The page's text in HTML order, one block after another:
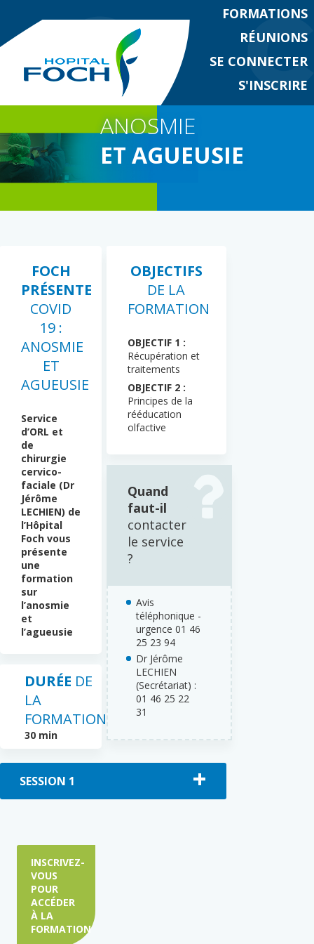
FORMATIONS
RÉUNIONS
SE CONNECTER
S'INSCRIRE
ANOSMIE
ET AGUEUSIE
FOCH
PRÉSENTE
COVID
19 :
ANOSMIE
ET
AGUEUSIE
Service
d’ORL et
de
chirurgie
cervico-
faciale (Dr
Jérôme
LECHIEN) de
l’Hôpital
Foch vous
présente
une
formation
sur
l’anosmie
et
l’agueusie
DURÉE DE
LA
FORMATION
30 min
OBJECTIFS
DE LA
FORMATION
OBJECTIF 1 :
Récupération et
traitements
OBJECTIF 2 :
Principes de la
rééducation
olfactive
Quand
faut-il
contacter
le service
?
Avis
téléphonique -
urgence 01 46
25 23 94
Dr Jérôme
LECHIEN
(Secrétariat) :
01 46 25 22
31
SESSION 1
INSCRIVEZ-
VOUS
POUR
ACCÉDER
À LA
FORMATION